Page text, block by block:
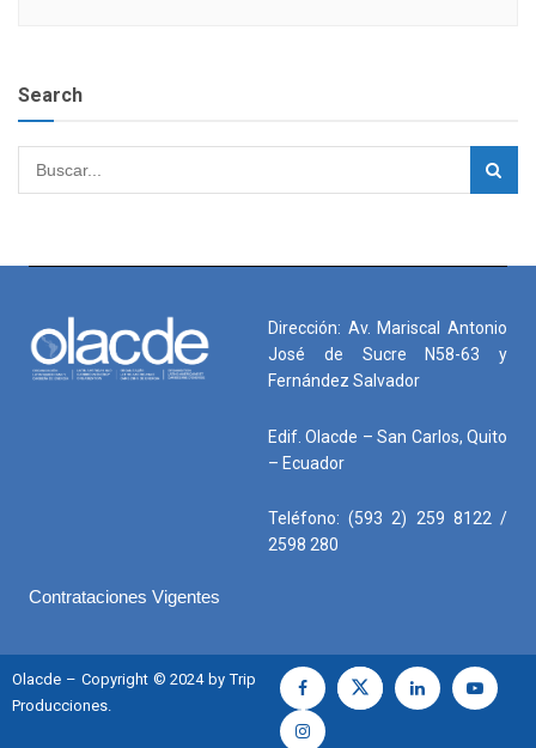
Search
Dirección: Av. Mariscal Antonio
José de Sucre N58-63 y
Fernández Salvador
Edif. Olacde – San Carlos, Quito
– Ecuador
Teléfono: (593 2) 259 8122 /
2598 280
Contrataciones Vigentes
Olacde – Copyright © 2024 by Trip
Producciones.